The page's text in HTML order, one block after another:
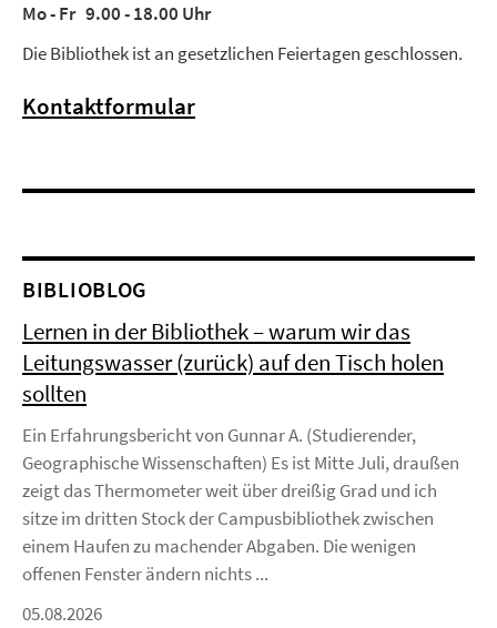
Mo - Fr 9.00 - 18.00 Uhr
Die Bibliothek ist an gesetzlichen Feiertagen geschlossen.
Kontaktformular
BIBLIOBLOG
Lernen in der Bibliothek – warum wir das
Leitungswasser (zurück) auf den Tisch holen
sollten
Ein Erfahrungsbericht von Gunnar A. (Studierender,
Geographische Wissenschaften) Es ist Mitte Juli, draußen
zeigt das Thermometer weit über dreißig Grad und ich
sitze im dritten Stock der Campusbibliothek zwischen
einem Haufen zu machender Abgaben. Die wenigen
offenen Fenster ändern nichts ...
05.08.2026